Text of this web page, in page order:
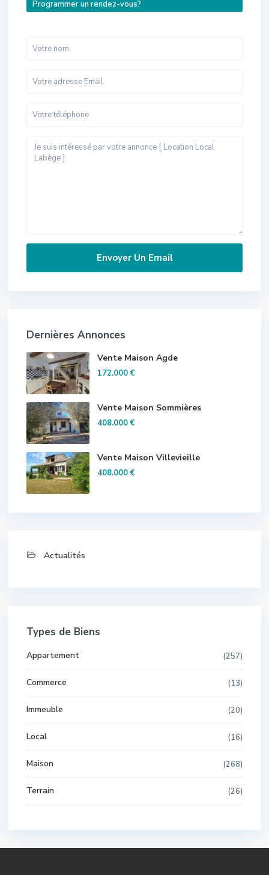
Programmer un rendez-vous?
Dernières Annonces
Vente Maison Agde
172.000 €
Vente Maison Sommières
408.000 €
Vente Maison Villevieille
408.000 €
Actualités
Types de Biens
Appartement (257)
Commerce (13)
Immeuble (20)
Local (16)
Maison (268)
Terrain (26)